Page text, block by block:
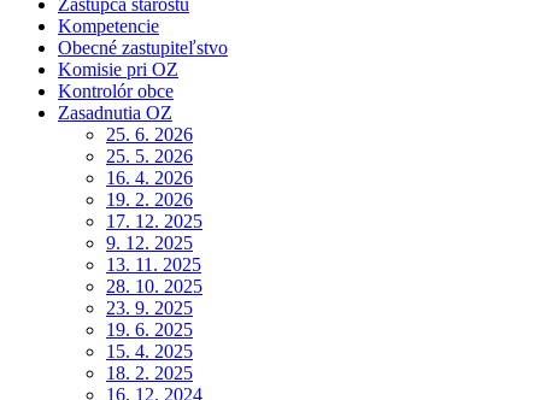
Zástupca starostu
Kompetencie
Obecné zastupiteľstvo
Komisie pri OZ
Kontrolór obce
Zasadnutia OZ
25. 6. 2026
25. 5. 2026
16. 4. 2026
19. 2. 2026
17. 12. 2025
9. 12. 2025
13. 11. 2025
28. 10. 2025
23. 9. 2025
19. 6. 2025
15. 4. 2025
18. 2. 2025
16. 12. 2024